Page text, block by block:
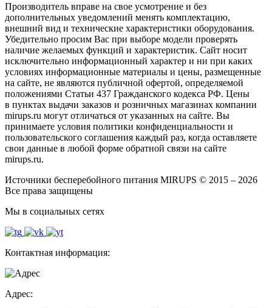
Производитель вправе на свое усмотрение и без
дополнительных уведомлений менять комплектацию,
внешний вид и технические характеристики оборудования.
Убедительно просим Вас при выборе модели проверять
наличие желаемых функций и характеристик. Сайт носит
исключительно информационный характер и ни при каких
условиях информационные материалы и цены, размещенные
на сайте, не являются публичной офертой, определяемой
положениями Статьи 437 Гражданского кодекса РФ. Цены
в пунктах выдачи заказов и розничных магазинах компании
mirups.ru могут отличаться от указанных на сайте. Вы
принимаете условия политики конфиденциальности и
пользовательского соглашения каждый раз, когда оставляете
свои данные в любой форме обратной связи на сайте
mirups.ru.
Источники бесперебойного питания MIRUPS © 2015 – 2026
Все права защищены
Мы в социальных сетях
Контактная информация:
Адрес: